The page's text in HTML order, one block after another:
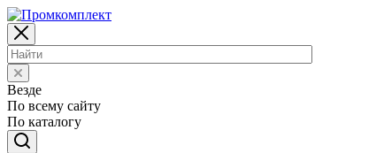
Везде
По всему сайту
По каталогу